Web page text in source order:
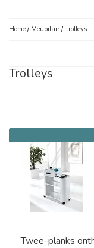
Home / Meubilair /Trolleys
Trolleys
Twee-planks